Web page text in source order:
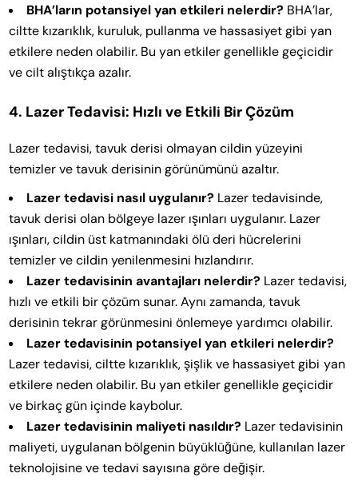
BHA’ların potansiyel yan etkileri nelerdir? BHA’lar,
ciltte kızarıklık, kuruluk, pullanma ve hassasiyet gibi yan
etkilere neden olabilir. Bu yan etkiler genellikle geçicidir
ve cilt alıştıkça azalır.
4. Lazer Tedavisi: Hızlı ve Etkili Bir Çözüm
Lazer tedavisi, tavuk derisi olmayan cildin yüzeyini
temizler ve tavuk derisinin görünümünü azaltır.
Lazer tedavisi nasıl uygulanır? Lazer tedavisinde,
tavuk derisi olan bölgeye lazer ışınları uygulanır. Lazer
ışınları, cildin üst katmanındaki ölü deri hücrelerini
temizler ve cildin yenilenmesini hızlandırır.
Lazer tedavisinin avantajları nelerdir? Lazer tedavisi,
hızlı ve etkili bir çözüm sunar. Aynı zamanda, tavuk
derisinin tekrar görünmesini önlemeye yardımcı olabilir.
Lazer tedavisinin potansiyel yan etkileri nelerdir?
Lazer tedavisi, ciltte kızarıklık, şişlik ve hassasiyet gibi yan
etkilere neden olabilir. Bu yan etkiler genellikle geçicidir
ve birkaç gün içinde kaybolur.
Lazer tedavisinin maliyeti nasıldır? Lazer tedavisinin
maliyeti, uygulanan bölgenin büyüklüğüne, kullanılan lazer
teknolojisine ve tedavi sayısına göre değişir.